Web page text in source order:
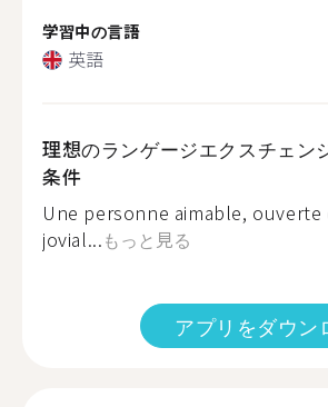
学習中の言語
英語
理想のランゲージエクスチェン
条件
Une personne aimable,
jovial...もっと見る
アプリをダウン